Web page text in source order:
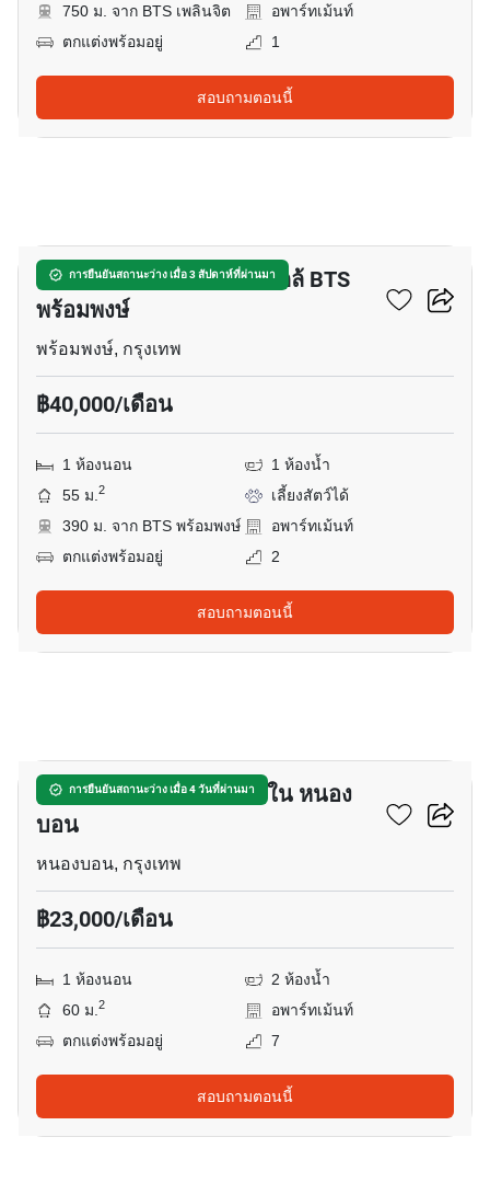
750 ม. จาก BTS เพลินจิต
อพาร์ทเม้นท์
ตกแต่งพร้อมอยู่
1
สอบถามตอนนี้
การยืนยันสถานะว่าง เมื่อ 3 สัปดาห์ที่ผ่านมา
อพาร์ทเมนต์ 1-ห้องนอน ใกล้ BTS
พร้อมพงษ์
พร้อมพงษ์, กรุงเทพ
฿40,000/เดือน
1 ห้องนอน
1 ห้องน้ำ
55 ม.2
เลี้ยงสัตว์ได้
390 ม. จาก BTS พร้อมพงษ์
อพาร์ทเม้นท์
ตกแต่งพร้อมอยู่
2
สอบถามตอนนี้
การยืนยันสถานะว่าง เมื่อ 4 วันที่ผ่านมา
อพาร์ทเมนต์ 1-ห้องนอน ใน หนอง
บอน
หนองบอน, กรุงเทพ
฿23,000/เดือน
1 ห้องนอน
2 ห้องน้ำ
60 ม.2
อพาร์ทเม้นท์
ตกแต่งพร้อมอยู่
7
สอบถามตอนนี้